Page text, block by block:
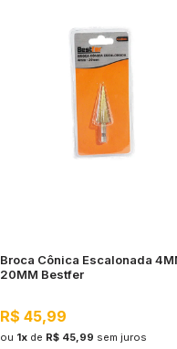
Broca Cônica Escalonada
20MM Bestfer
R$ 45,99
ou 1xde R$ 45,99 sem juros